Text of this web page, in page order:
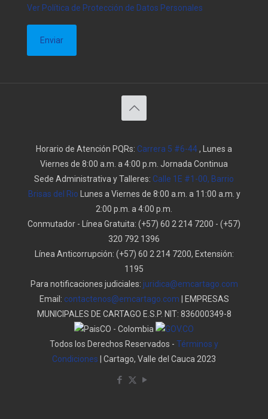
Ver Política de Protección de Datos Personales
Horario de Atención PQRs: Carrera 5 #6-44, Lunes a
Viernes de 8:00 a.m. a 4:00 p.m. Jornada Continua
Sede Administrativa y Talleres: Calle 1E #1-00, Barrio
Brisas del Rio Lunes a Viernes de 8:00 a.m. a 11:00 a.m. y
2:00 p.m. a 4:00 p.m.
Conmutador - Línea Gratuita: (+57) 60 2 214 7200 - (+57)
320 792 1396
Línea Anticorrupción: (+57) 60 2 214 7200, Extensión:
1195
Para notificaciones judiciales: juridica@emcartago.com
Email: contactenos@emcartago.com | EMPRESAS
MUNICIPALES DE CARTAGO E.S.P. NIT: 836000349-8
Todos los Derechos Reservados - Términos y
Condiciones | Cartago, Valle del Cauca 2023